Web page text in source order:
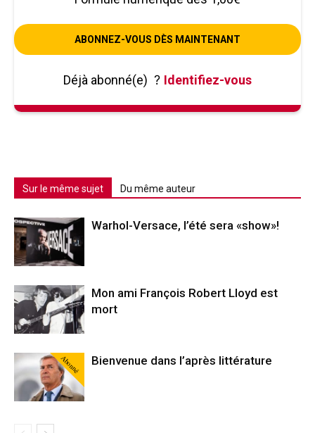
ABONNEZ-VOUS DÈS MAINTENANT
Déjà abonné(e) ? Identifiez-vous
Sur le même sujet Du même auteur
Warhol-Versace, l’été sera «show»!
Mon ami François Robert Lloyd est
mort
Abonné Bienvenue dans l’après littérature